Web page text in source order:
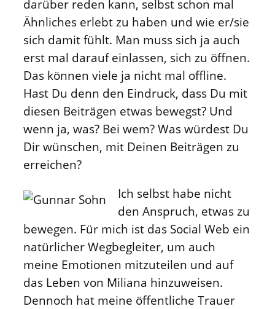
darüber reden kann, selbst schon mal
Ähnliches erlebt zu haben und wie er/sie
sich damit fühlt. Man muss sich ja auch
erst mal darauf einlassen, sich zu öffnen.
Das können viele ja nicht mal offline.
Hast Du denn den Eindruck, dass Du mit
diesen Beiträgen etwas bewegst? Und
wenn ja, was? Bei wem? Was würdest Du
Dir wünschen, mit Deinen Beiträgen zu
erreichen?
Ich selbst habe nicht
den Anspruch, etwas zu
bewegen. Für mich ist das Social Web ein
natürlicher Wegbegleiter, um auch
meine Emotionen mitzuteilen und auf
das Leben von Miliana hinzuweisen.
Dennoch hat meine öffentliche Trauer